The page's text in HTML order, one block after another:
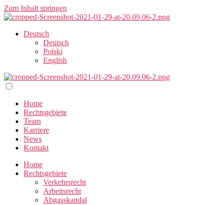
Zum Inhalt springen
Deutsch
Deutsch
Polski
English
Home
Rechtsgebiete
Team
Karriere
News
Kontakt
Home
Rechtsgebiete
Verkehrsrecht
Arbeitsrecht
Abgasskandal